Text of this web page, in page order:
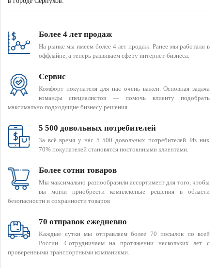
Более 4 лет продаж
На рынке мы имеем более 4 лет продаж. Ранее мы работали в
оффлайне, а теперь развиваем сферу интернет-бизнеса.
Сервис
Комфорт покупателя для нас очень важен. Основная задача
команды специалистов — помочь клиенту подобрать
максимально подходящие бизнесу решения
5 500 довольных потребителей
За всё время у нас 5 500 довольных потребителей. Из них
70% покупателей становятся постоянными клиентами.
Более сотни товаров
Мы максимально разнообразили ассортимент для того, чтобы
вы могли приобрести комплексные решения в области
безопасности и сохранности товаров
70 отправок ежедневно
Каждые сутки мы отправляем более 70 посылок по всей
России. Сотрудничаем на протяжении нескольких лет с
проверенными транспортными компаниями.